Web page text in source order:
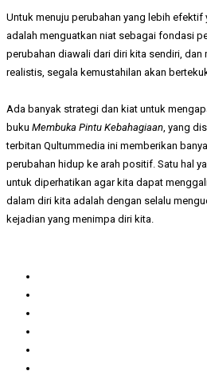
Untuk menuju perubahan yang lebih efektif
adalah menguatkan niat sebagai fondasi
perubahan diawali dari diri kita sendiri, dan
realistis, segala kemustahilan akan
Ada banyak strategi dan kiat untuk
buku Membuka Pintu Kebahagiaan , yang
terbitan Qultummedia ini memberikan
perubahan hidup ke arah positif. Satu hal
untuk diperhatikan agar kita dapat
dalam diri kita adalah dengan selalu
kejadian yang menimpa diri kita.